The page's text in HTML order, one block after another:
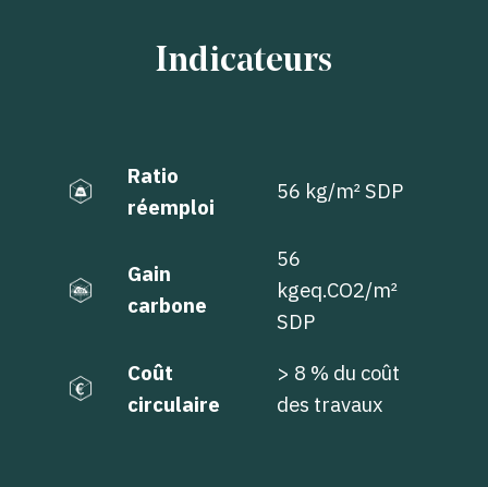
Indicateurs
Ratio
réemploi
56 kg/m² SDP
Gain
carbone
56
kgeq.CO2/m²
SDP
Coût
circulaire
> 8 % du coût
des travaux